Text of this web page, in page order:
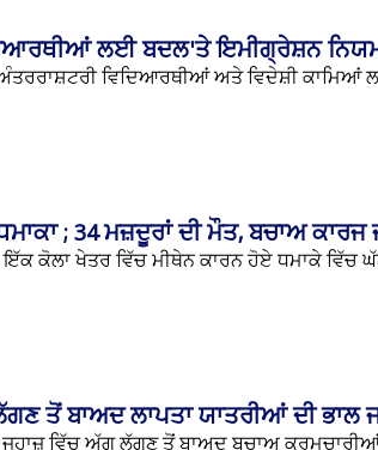
ਲਈ ਬਦਲ'ਤੇ ਇਮੀਗ੍ਰੇਸ਼ਨ
ਅੰਤਰਰਾਸ਼ਟਰੀ ਵਿਦਿਆਰਥੀਆਂ ਅਤੇ ਵਿਦੇਸ਼ੀ
; 34 ਮਜ਼ਦੂਰਾਂ ਦੀ ਮੌਤ, ਬਚਾਅ ਕਾਰਜ
ਕੋਲਾ ਖੇਤਰ ਵਿੱਚ ਮੀਥੇਨ ਕਾਰਨ ਹੋਏ ਧਮਾਕੇ ਵਿੱਚ
ਤੋਂ ਬਾਅਦ ਲਾਪਤਾ ਯਾਤਰੀਆਂ ਦੀ ਭਾਲ